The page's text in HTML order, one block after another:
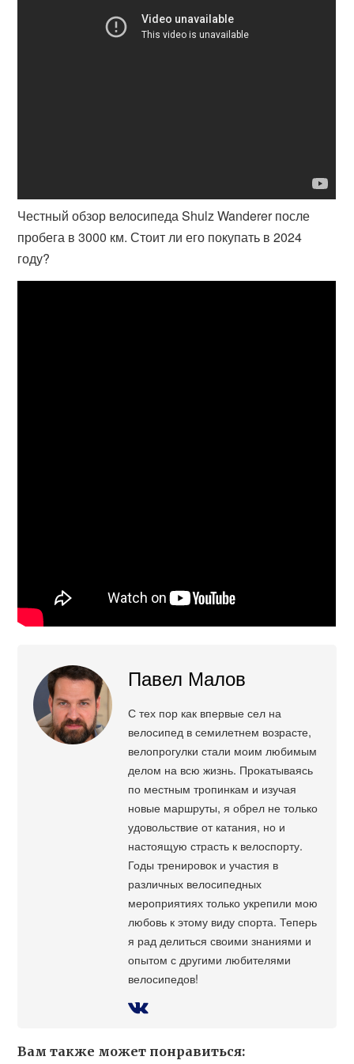
Честный обзор велосипеда Shulz Wanderer после
пробега в 3000 км. Стоит ли его покупать в 2024
году?
Павел Малов
С тех пор как впервые сел на
велосипед в семилетнем возрасте,
велопрогулки стали моим любимым
делом на всю жизнь. Прокатываясь
по местным тропинкам и изучая
новые маршруты, я обрел не только
удовольствие от катания, но и
настоящую страсть к велоспорту.
Годы тренировок и участия в
различных велосипедных
мероприятиях только укрепили мою
любовь к этому виду спорта. Теперь
я рад делиться своими знаниями и
опытом с другими любителями
велосипедов!
Вам также может понравиться: